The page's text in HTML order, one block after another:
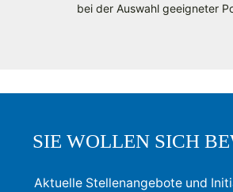
bei der Auswahl geeigneter
SIE WOLLEN SICH
Aktuelle Stellenangebote und